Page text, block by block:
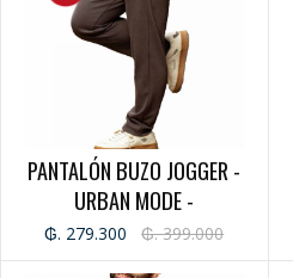
PANTALÓN BUZO JOGGER -
URBAN MODE -
CABALLERO
₲. 279.300 ₲. 399.000